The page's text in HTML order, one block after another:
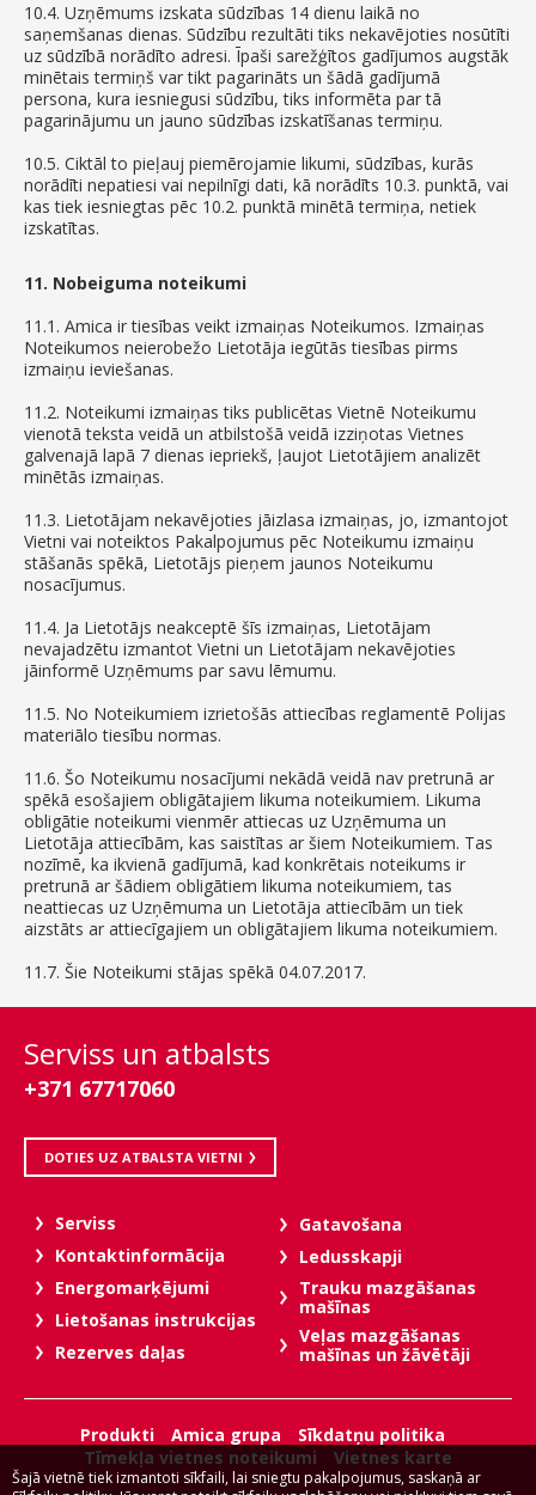
10.4. Uzņēmums izskata sūdzības 14 dienu laikā no
saņemšanas dienas. Sūdzību rezultāti tiks nekavējoties nosūtīti
uz sūdzībā norādīto adresi. Īpaši sarežģītos gadījumos augstāk
minētais termiņš var tikt pagarināts un šādā gadījumā
persona, kura iesniegusi sūdzību, tiks informēta par tā
pagarinājumu un jauno sūdzības izskatīšanas termiņu.
10.5. Ciktāl to pieļauj piemērojamie likumi, sūdzības, kurās
norādīti nepatiesi vai nepilnīgi dati, kā norādīts 10.3. punktā, vai
kas tiek iesniegtas pēc 10.2. punktā minētā termiņa, netiek
izskatītas.
11. Nobeiguma noteikumi
11.1. Amica ir tiesības veikt izmaiņas Noteikumos. Izmaiņas
Noteikumos neierobežo Lietotāja iegūtās tiesības pirms
izmaiņu ieviešanas.
11.2. Noteikumi izmaiņas tiks publicētas Vietnē Noteikumu
vienotā teksta veidā un atbilstošā veidā izziņotas Vietnes
galvenajā lapā 7 dienas iepriekš, ļaujot Lietotājiem analizēt
minētās izmaiņas.
11.3. Lietotājam nekavējoties jāizlasa izmaiņas, jo, izmantojot
Vietni vai noteiktos Pakalpojumus pēc Noteikumu izmaiņu
stāšanās spēkā, Lietotājs pieņem jaunos Noteikumu
nosacījumus.
11.4. Ja Lietotājs neakceptē šīs izmaiņas, Lietotājam
nevajadzētu izmantot Vietni un Lietotājam nekavējoties
jāinformē Uzņēmums par savu lēmumu.
11.5. No Noteikumiem izrietošās attiecības reglamentē Polijas
materiālo tiesību normas.
11.6. Šo Noteikumu nosacījumi nekādā veidā nav pretrunā ar
spēkā esošajiem obligātajiem likuma noteikumiem. Likuma
obligātie noteikumi vienmēr attiecas uz Uzņēmuma un
Lietotāja attiecībām, kas saistītas ar šiem Noteikumiem. Tas
nozīmē, ka ikvienā gadījumā, kad konkrētais noteikums ir
pretrunā ar šādiem obligātiem likuma noteikumiem, tas
neattiecas uz Uzņēmuma un Lietotāja attiecībām un tiek
aizstāts ar attiecīgajiem un obligātajiem likuma noteikumiem.
11.7. Šie Noteikumi stājas spēkā 04.07.2017.
Serviss un atbalsts
+371 67717060
DOTIES UZ ATBALSTA VIETNI
Serviss
Kontaktinformācija
Energomarķējumi
Lietošanas instrukcijas
Rezerves daļas
Gatavošana
Ledusskapji
Trauku mazgāšanas
mašīnas
Veļas mazgāšanas
mašīnas un žāvētāji
Produkti Amica grupa
Sīkdatņu politika
Tīmekļa vietnes noteikumi
Vietnes karte
Šajā vietnē tiek izmantoti sīkfaili, lai sniegtu pakalpojumus, saskaņā ar